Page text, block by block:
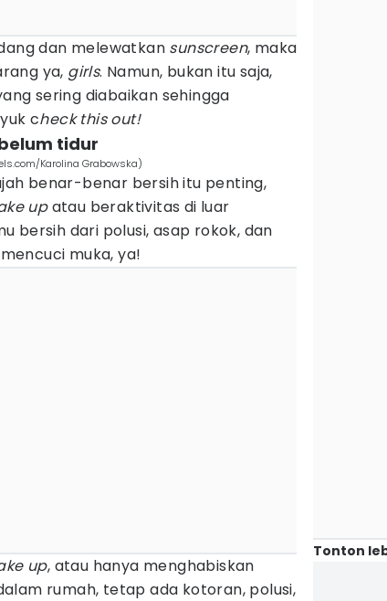
dan melewatkan sunscreen, maka
ya, girls. Namun, bukan itu saja,
sering diabaikan sehingga
check this out!
tidur
Karolina Grabowska)
benar-benar bersih itu penting,
upatau beraktivitas di luar
bersih dari polusi, asap rokok, dan
muka, ya!
up, atau hanya menghabiskan
rumah, tetap ada kotoran, polusi,
Tonton